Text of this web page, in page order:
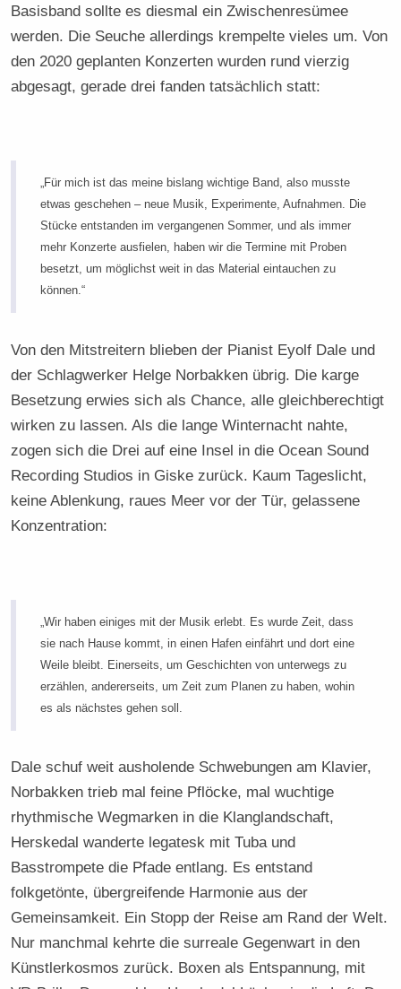
Basisband sollte es diesmal ein Zwischenresümee
werden. Die Seuche allerdings krempelte vieles um. Von
den 2020 geplanten Konzerten wurden rund vierzig
abgesagt, gerade drei fanden tatsächlich statt:
„Für mich ist das meine bislang wichtige Band, also musste
etwas geschehen – neue Musik, Experimente, Aufnahmen. Die
Stücke entstanden im vergangenen Sommer, und als immer
mehr Konzerte ausfielen, haben wir die Termine mit Proben
besetzt, um möglichst weit in das Material eintauchen zu
können.“
Von den Mitstreitern blieben der Pianist Eyolf Dale und
der Schlagwerker Helge Norbakken übrig. Die karge
Besetzung erwies sich als Chance, alle gleichberechtigt
wirken zu lassen. Als die lange Winternacht nahte,
zogen sich die Drei auf eine Insel in die Ocean Sound
Recording Studios in Giske zurück. Kaum Tageslicht,
keine Ablenkung, raues Meer vor der Tür, gelassene
Konzentration:
„Wir haben einiges mit der Musik erlebt. Es wurde Zeit, dass
sie nach Hause kommt, in einen Hafen einfährt und dort eine
Weile bleibt. Einerseits, um Geschichten von unterwegs zu
erzählen, andererseits, um Zeit zum Planen zu haben, wohin
es als nächstes gehen soll.
Dale schuf weit ausholende Schwebungen am Klavier,
Norbakken trieb mal feine Pflöcke, mal wuchtige
rhythmische Wegmarken in die Klanglandschaft,
Herskedal wanderte legatesk mit Tuba und
Basstrompete die Pfade entlang. Es entstand
folkgetönte, übergreifende Harmonie aus der
Gemeinsamkeit. Ein Stopp der Reise am Rand der Welt.
Nur manchmal kehrte die surreale Gegenwart in den
Künstlerkosmos zurück. Boxen als Entspannung, mit